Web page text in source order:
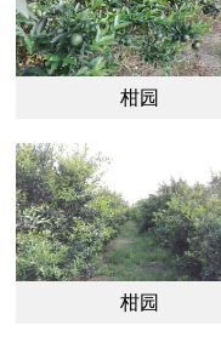
柑园
柑园